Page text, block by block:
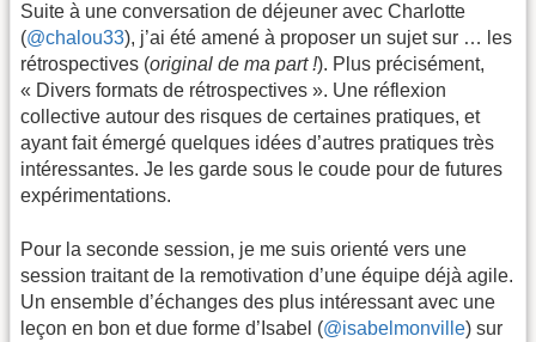
Suite à une conversation de déjeuner avec Charlotte
(@chalou33), j’ai été amené à proposer un sujet sur … les
rétrospectives (original de ma part !). Plus précisément,
« Divers formats de rétrospectives ». Une réflexion
collective autour des risques de certaines pratiques, et
ayant fait émergé quelques idées d’autres pratiques très
intéressantes. Je les garde sous le coude pour de futures
expérimentations.
Pour la seconde session, je me suis orienté vers une
session traitant de la remotivation d’une équipe déjà agile.
Un ensemble d’échanges des plus intéressant avec une
leçon en bon et due forme d’Isabel (@isabelmonville) sur